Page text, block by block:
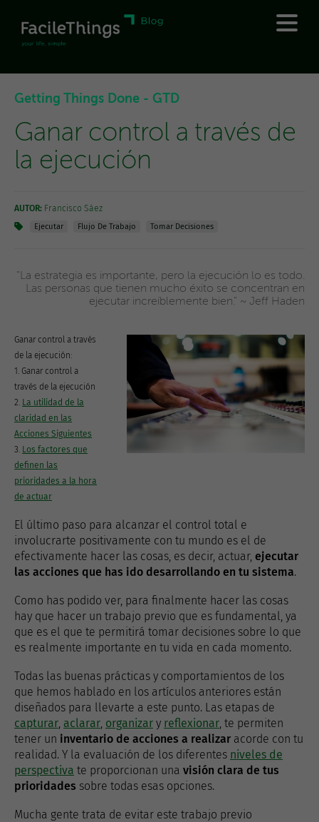
Getting Things Done - GTD
Ganar control a través de
la ejecución
AUTOR: Francisco Sáez
Ejecutar Flujo De Trabajo Tomar Decisiones
"La estrategia es importante, pero la ejecución lo es todo.
Las personas que tienen mucho éxito se concentran en
ejecutar increíblemente bien." ~ Jeff Haden
Ganar control a través
de la ejecución:
1. Ganar control a
través de la ejecución
2. La utilidad de la
claridad en las
Acciones Siguientes
3. Los factores que
definen las
prioridades a la hora
de actuar
El último paso para alcanzar el control total e
involucrarte positivamente con tu mundo es el de
efectivamente hacer las cosas, es decir, actuar, ejecutar
las acciones que has ido desarrollando en tu sistema.
Como has podido ver, para finalmente hacer las cosas
hay que hacer un trabajo previo que es fundamental, ya
que es el que te permitirá tomar decisiones sobre lo que
es realmente importante en tu vida en cada momento.
Todas las buenas prácticas y comportamientos de los
que hemos hablado en los artículos anteriores están
diseñados para llevarte a este punto. Las etapas de
capturar, aclarar, organizar y reflexionar, te permiten
tener un inventario de acciones a realizar acorde con tu
realidad. Y la evaluación de los diferentes niveles de
perspectiva te proporcionan una visión clara de tus
prioridades sobre todas esas opciones.
Mucha gente trata de evitar este trabajo previo